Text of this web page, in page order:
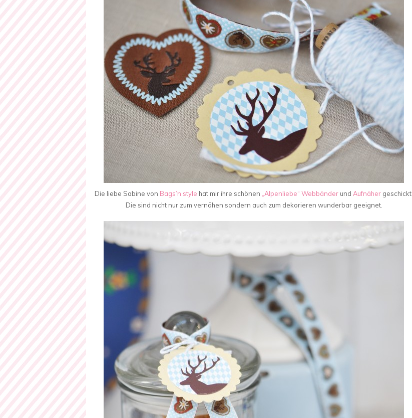
Die liebe Sabine von Bags’n style hat mir ihre schönen „Alpenliebe“ Webbänder und Aufnäher geschickt.
Die sind nicht nur zum vernähen sondern auch zum dekorieren wunderbar geeignet.